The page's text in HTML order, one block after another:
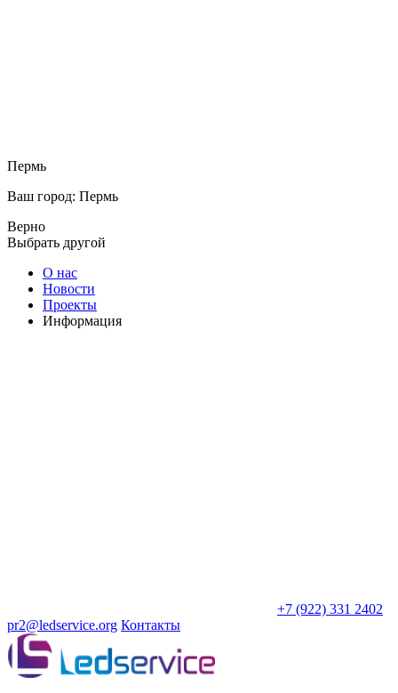
Пермь
Ваш город: Пермь
Верно
Выбрать другой
О нас
Новости
Проекты
Информация
+7 (922) 331 2402
pr2@ledservice.org Контакты